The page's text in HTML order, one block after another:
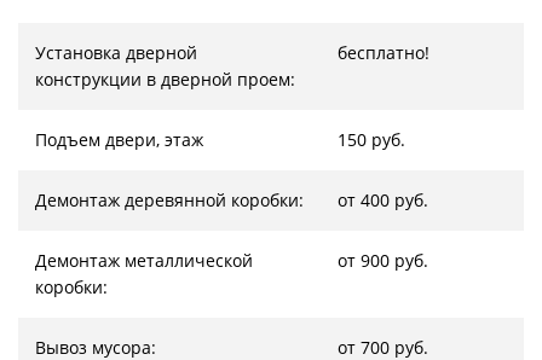
Установка дверной
конструкции в дверной проем:
бесплатно!
Подъем двери, этаж 150 руб.
Демонтаж деревянной коробки: от 400 руб.
Демонтаж металлической
коробки:
от 900 руб.
Вывоз мусора: от 700 руб.